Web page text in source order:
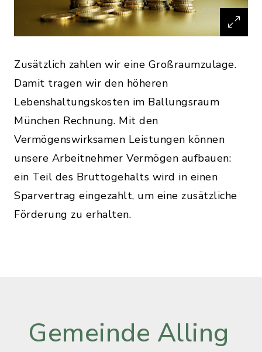
Zusätzlich zahlen wir eine Großraumzulage.
Damit tragen wir den höheren
Lebenshaltungskosten im Ballungsraum
München Rechnung. Mit den
Vermögenswirksamen Leistungen können
unsere Arbeitnehmer Vermögen aufbauen:
ein Teil des Bruttogehalts wird in einen
Sparvertrag eingezahlt, um eine zusätzliche
Förderung zu erhalten.
Gemeinde Alling